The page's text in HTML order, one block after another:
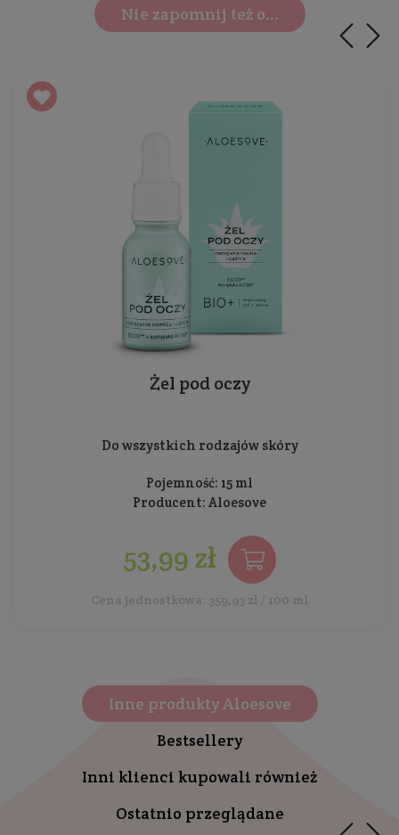
Nie zapomnij też o...
Żel pod oczy
Do wszystkich rodzajów skóry
Pojemność: 15 ml
Producent: Aloesove
53,99 zł
Cena jednostkowa: 359,93 zł / 100 ml
Inne produkty Aloesove
Bestsellery
Inni klienci kupowali również
Ostatnio przeglądane